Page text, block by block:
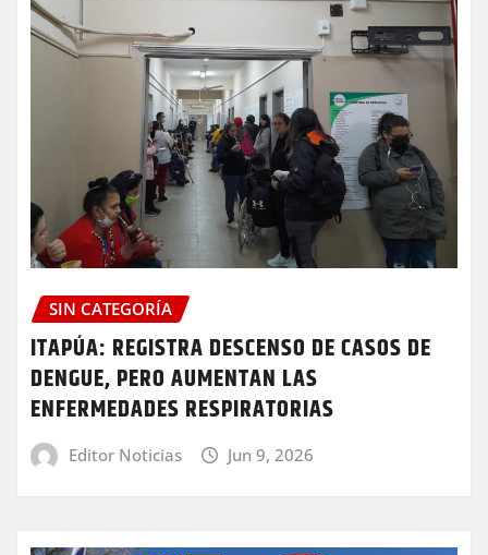
SIN CATEGORÍA
ITAPÚA: REGISTRA DESCENSO DE CASOS DE
DENGUE, PERO AUMENTAN LAS
ENFERMEDADES RESPIRATORIAS
Editor Noticias Jun 9, 2026